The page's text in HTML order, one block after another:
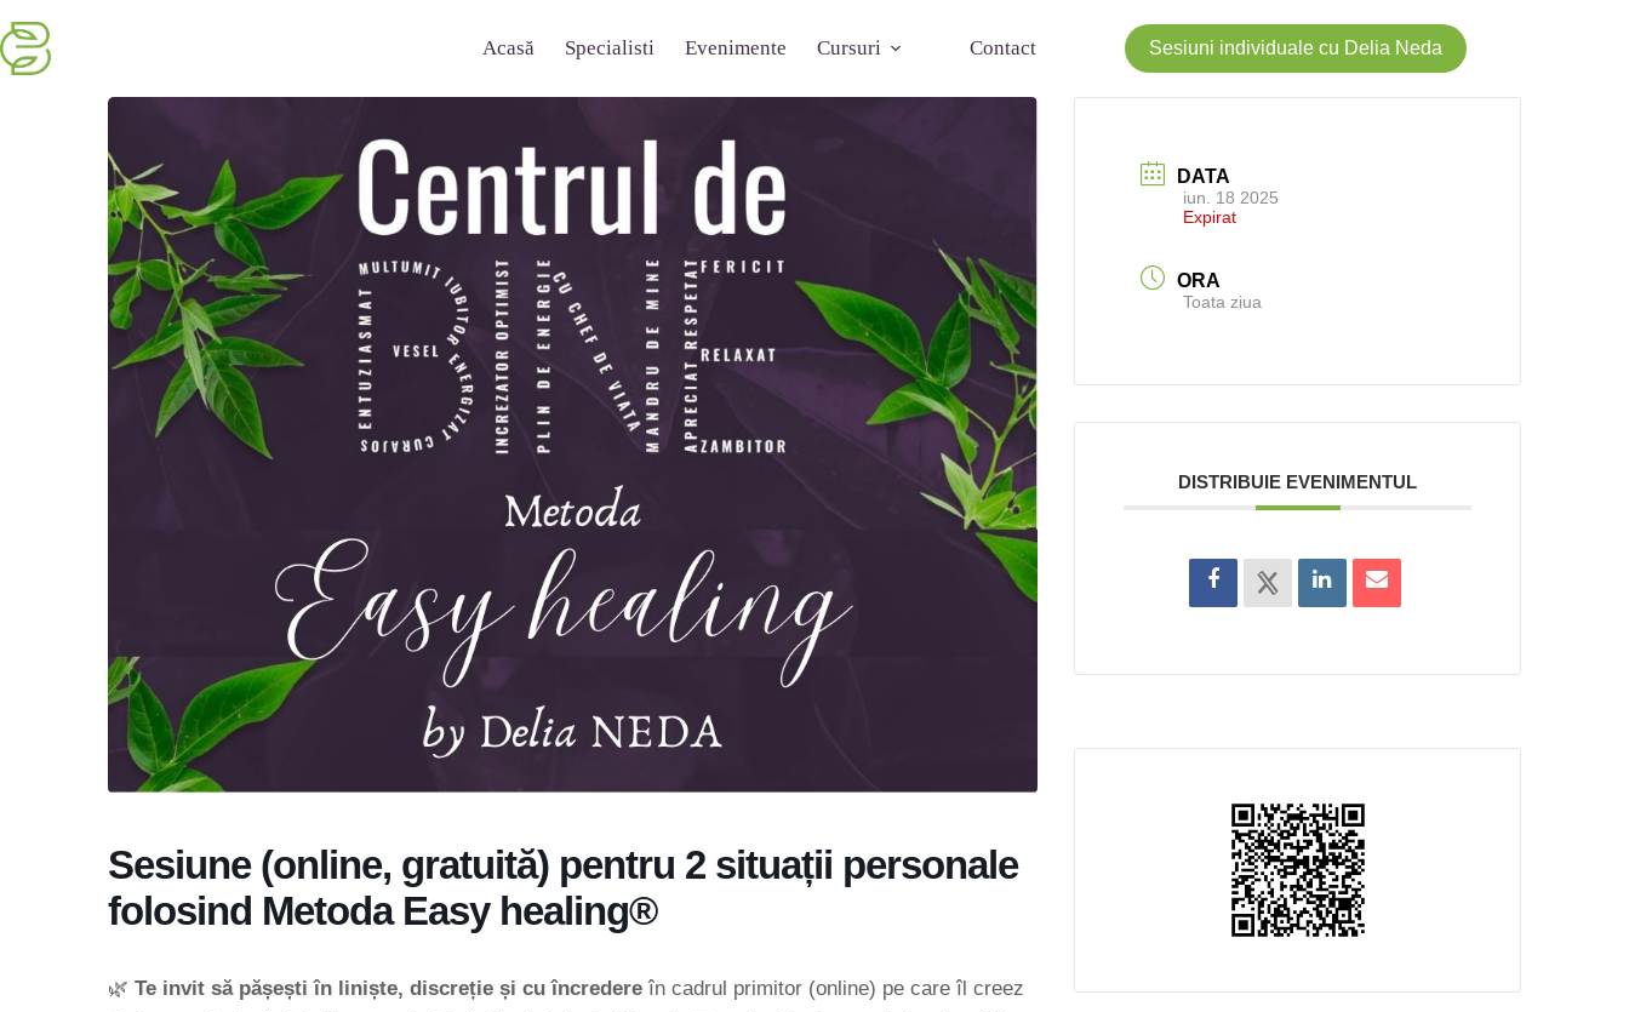
Acasă Specialisti Evenimente Cursuri Contact Sesiuni individuale cu Delia Neda
Sesiune (online, gratuită) pentru 2 situații personale
folosind Metoda Easy healing®
🌿 Te invit să pășești în liniște, discreție și cu încredere în cadrul primitor (online) pe care îl creez
DATA
iun. 18 2025
Expirat
ORA
Toata ziua
DISTRIBUIE EVENIMENTUL